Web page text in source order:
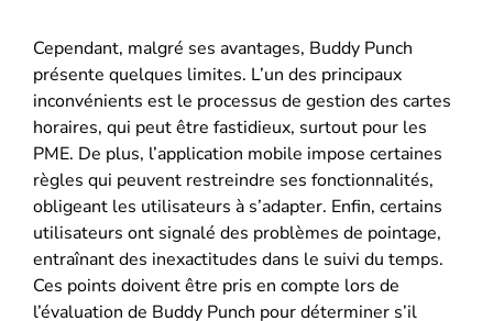
Cependant, malgré ses avantages, Buddy Punch
présente quelques limites. L’un des principaux
inconvénients est le processus de gestion des cartes
horaires, qui peut être fastidieux, surtout pour les
PME. De plus, l’application mobile impose certaines
règles qui peuvent restreindre ses fonctionnalités,
obligeant les utilisateurs à s’adapter. Enfin, certains
utilisateurs ont signalé des problèmes de pointage,
entraînant des inexactitudes dans le suivi du temps.
Ces points doivent être pris en compte lors de
l’évaluation de Buddy Punch pour déterminer s’il